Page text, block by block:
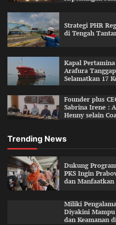
Strategi PHR
di Tengah
Kapal
Arafura
Selamatkan 17
Founder plus
Sabrina Irene :
Henny selain
Trending News
Dukung
PKS Ingin
dan Manfaatkan
Miliki
Diyakini
dan Keamanan